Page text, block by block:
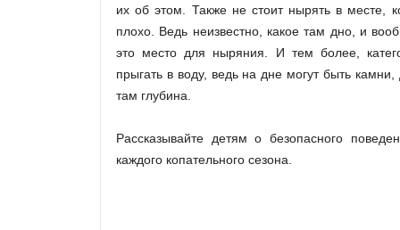
их об этом. Также не стоит нырять в месте,
плохо. Ведь неизвестно, какое там дно, и
это место для ныряния. И тем более,
прыгать в воду, ведь на дне могут быть камни,
там глубина.
Рассказывайте детям о безопасного
каждого копательного сезона.